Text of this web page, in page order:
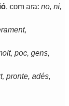
, com ara: no, ni,
,
, poc, gens,
, pronte, adés,